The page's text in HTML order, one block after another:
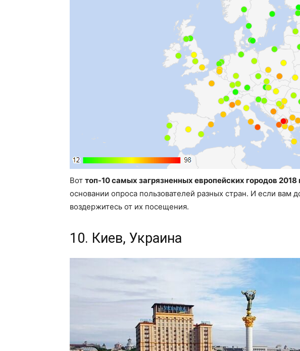
Вот топ-10 самых загрязненных европейских городов 2018
основании опроса пользователей разных стран. И если вам
воздержитесь от их посещения.
10. Киев, Украина